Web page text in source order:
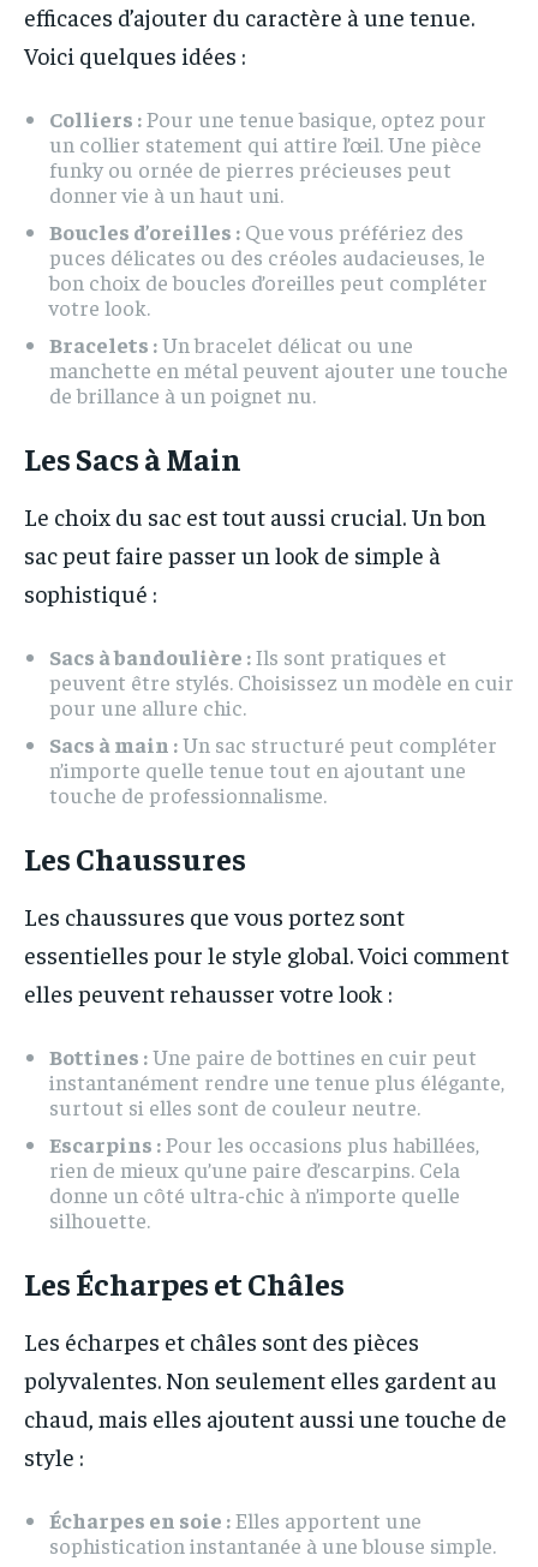
efficaces d’ajouter du caractère à une tenue.
Voici quelques idées :
Colliers :Pour une tenue basique, optez pour
un collier statement qui attire l’œil. Une pièce
funky ou ornée de pierres précieuses peut
donner vie à un haut uni.
Boucles d’oreilles : Que vous préfériez des
puces délicates ou des créoles audacieuses, le
bon choix de boucles d’oreilles peut compléter
votre look.
Bracelets :Un bracelet délicat ou une
manchette en métal peuvent ajouter une touche
de brillance à un poignet nu.
Les Sacs à Main
Le choix du sac est tout aussi crucial. Un bon
sac peut faire passer un look de simple à
sophistiqué :
Sacs à bandoulière :Ils sont pratiques et
peuvent être stylés. Choisissez un modèle en cuir
pour une allure chic.
Sacs à main :Un sac structuré peut compléter
n’importe quelle tenue tout en ajoutant une
touche de professionnalisme.
Les Chaussures
Les chaussures que vous portez sont
essentielles pour le style global. Voici comment
elles peuvent rehausser votre look :
Bottines :Une paire de bottines en cuir peut
instantanément rendre une tenue plus élégante,
surtout si elles sont de couleur neutre.
Escarpins :Pour les occasions plus habillées,
rien de mieux qu’une paire d’escarpins. Cela
donne un côté ultra-chic à n’importe quelle
silhouette.
Les Écharpes et Châles
Les écharpes et châles sont des pièces
polyvalentes. Non seulement elles gardent au
chaud, mais elles ajoutent aussi une touche de
style :
Écharpes en soie :Elles apportent une
sophistication instantanée à une blouse simple.